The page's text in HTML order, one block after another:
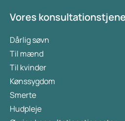
Vores
Dårlig søvn
Til mænd
Til kvinder
Kønssygdom
Smerte
Hudpleje